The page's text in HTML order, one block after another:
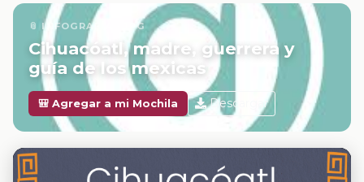
📎 INFOGRAFÍA · JPG
Cihuacóatl, madre, guerrera y
guía de los mexicas
🎒 Agregar a mi Mochila Descargar